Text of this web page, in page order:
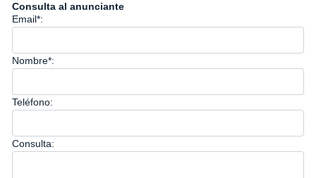
Consulta al anunciante
Email*:
Nombre*:
Teléfono:
Consulta: